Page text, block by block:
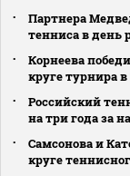
Партнера
тенниса в день
Корнеева
круге турнира
Российский
на три года за
Самсонова и
круге